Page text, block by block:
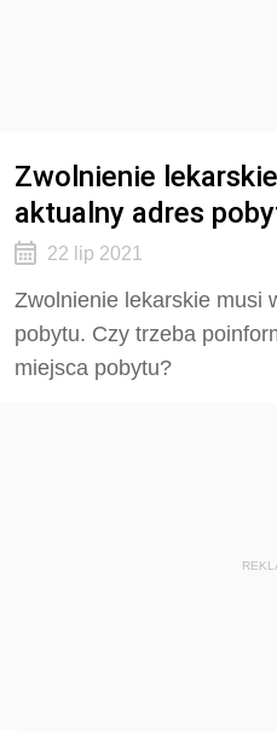
Zwolnienie
aktualny adres
22 lip 2021
Zwolnienie lekarskie musi
pobytu. Czy trzeba
miejsca pobytu?